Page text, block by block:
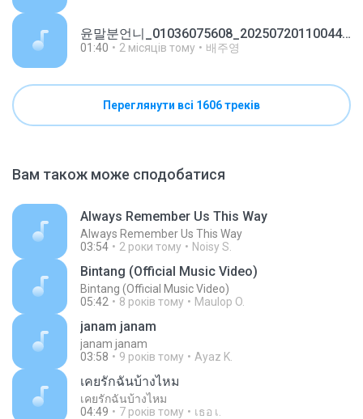
윤말분언니_01036075608_20250720110044.m4a
01:40 2 місяців тому 배주영
Переглянути всі 1606 треків
Вам також може сподобатися
Always Remember Us This Way
Always Remember Us This Way
03:54
2 роки тому Noisy S.
Bintang (Official Music Video)
Bintang (Official Music Video)
05:42
8 років тому Maulop O.
janam janam
janam janam
03:58
9 років тому Ayaz K.
เคยรักฉันบ้างไหม
เคยรักฉันบ้างไหม
04:49
7 років тому เธอ เ.